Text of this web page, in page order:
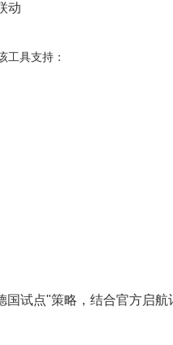
动
工具支持：
试点"策略，结合官方启航